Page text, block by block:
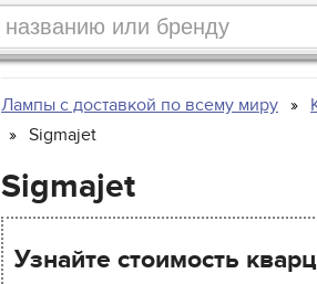
Лампы с доставкой по всему миру
Sigmajet
Sigmajet
Узнайте стоимость